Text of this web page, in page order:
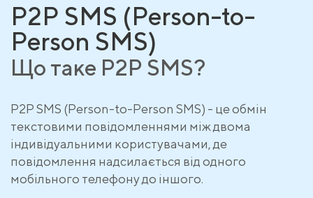
P2P SMS (Person-to-
Person SMS)
Що таке P2P SMS?
P2P SMS (Person-to-Person SMS) - це обмін
текстовими повідомленнями між двома
індивідуальними користувачами, де
повідомлення надсилається від одного
мобільного телефону до іншого.